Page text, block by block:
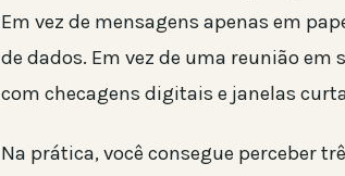
Em vez de mensagens apenas em
de dados. Em vez de uma reunião
com checagens digitais e janelas
Na prática, você consegue perceber